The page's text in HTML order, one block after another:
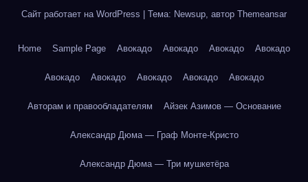
Сайт работает на WordPress Тема: Newsup, автор Themeansar
Home Sample Page Авокадо Авокадо Авокадо Авокадо
Авокадо Авокадо Авокадо Авокадо Авокадо
Авторам и правообладателям Айзек Азимов — Основание
Александр Дюма — Граф Монте-Кристо
Александр Дюма — Три мушкетёра